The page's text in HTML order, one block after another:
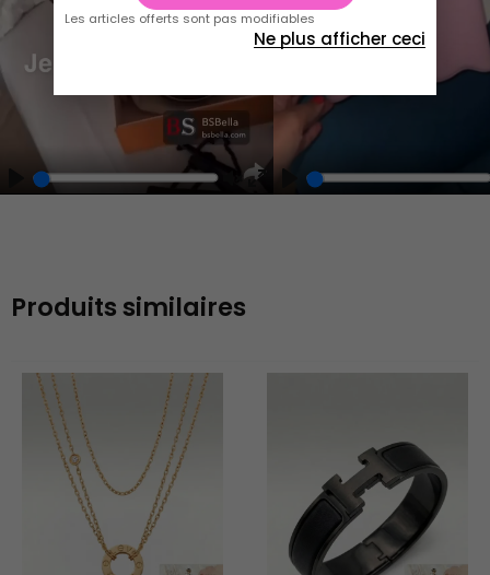
Play Unmute
Enter
Produits similaires
Les articles offerts sont pas modifiables
Ne plus afficher ceci